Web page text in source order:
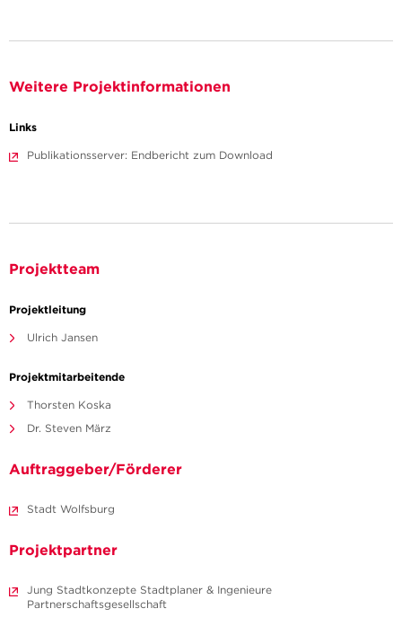
Weitere Projektinformationen
Links
Publikationsserver: Endbericht zum Download
Projektteam
Projektleitung
Ulrich Jansen
Projektmitarbeitende
Thorsten Koska
Dr. Steven März
Auftraggeber/Förderer
Stadt Wolfsburg
Projektpartner
Jung Stadtkonzepte Stadtplaner & Ingenieure
Partnerschaftsgesellschaft